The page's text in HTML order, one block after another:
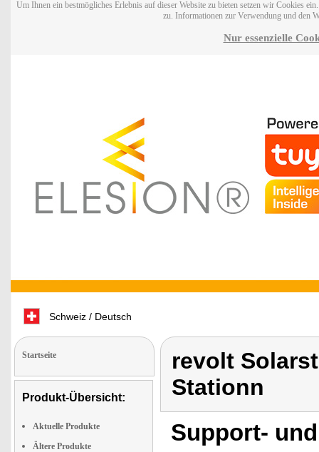
Um Ihnen ein bestmögliches Erlebnis auf dieser Website zu bieten setzen wir Cookies
zu. Informationen zur Verwendung und den
Nur essenzielle
Schweiz / Deutsch
Startseite
Produkt-Übersicht:
Aktuelle Produkte
Ältere Produkte
revolt
Stationn
Support-